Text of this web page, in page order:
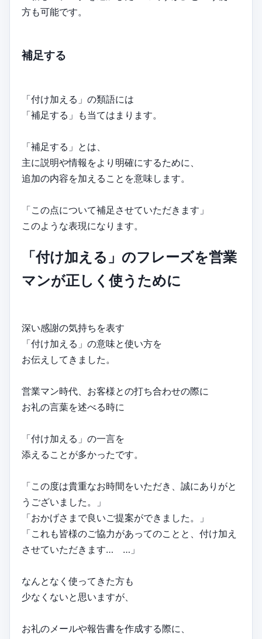
方も可能です。
補足する
「付け加える」の類語には
「補足する」も当てはまります。
「補足する」とは、
主に説明や情報をより明確にするために、
追加の内容を加えることを意味します。
「この点について補足させていただきます」
このような表現になります。
「付け加える」のフレーズを営業
マンが正しく使うために
深い感謝の気持ちを表す
「付け加える」の意味と使い方を
お伝えしてきました。
営業マン時代、お客様との打ち合わせの際に
お礼の言葉を述べる時に
「付け加える」の一言を
添えることが多かったです。
「この度は貴重なお時間をいただき、誠にありがと
うございました。」
「おかげさまで良いご提案ができました。」
「これも皆様のご協力があってのことと、付け加え
させていただきます… …」
なんとなく使ってきた方も
少なくないと思いますが、
お礼のメールや報告書を作成する際に、